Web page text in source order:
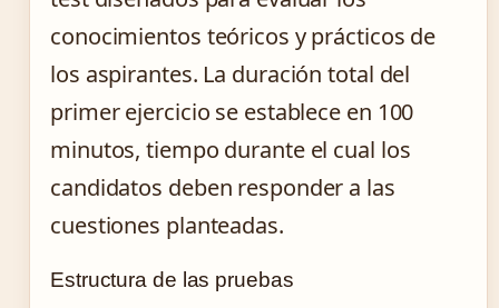
conocimientos teóricos y prácticos de
los aspirantes. La duración total del
primer ejercicio se establece en 100
minutos, tiempo durante el cual los
candidatos deben responder a las
cuestiones planteadas.
Estructura de las pruebas